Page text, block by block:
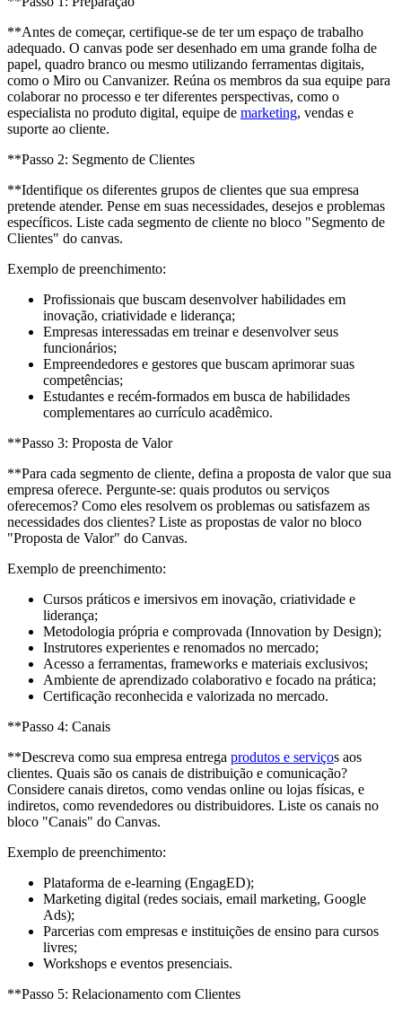
**Antes de começar, certifique-se de ter um espaço de trabalho
adequado. O canvas pode ser desenhado em uma grande folha de
papel, quadro branco ou mesmo utilizando ferramentas digitais,
como o Miro ou Canvanizer. Reúna os membros da sua equipe para
colaborar no processo e ter diferentes perspectivas, como o
especialista no produto digital, equipe de marketing, vendas e
suporte ao cliente.
**Passo 2: Segmento de Clientes
**Identifique os diferentes grupos de clientes que sua empresa
pretende atender. Pense em suas necessidades, desejos e problemas
específicos. Liste cada segmento de cliente no bloco "Segmento de
Clientes" do canvas.
Exemplo de preenchimento:
Profissionais que buscam desenvolver habilidades em
inovação, criatividade e liderança;
Empresas interessadas em treinar e desenvolver seus
funcionários;
Empreendedores e gestores que buscam aprimorar suas
competências;
Estudantes e recém-formados em busca de habilidades
complementares ao currículo acadêmico.
**Passo 3: Proposta de Valor
**Para cada segmento de cliente, defina a proposta de valor que sua
empresa oferece. Pergunte-se: quais produtos ou serviços
oferecemos? Como eles resolvem os problemas ou satisfazem as
necessidades dos clientes? Liste as propostas de valor no bloco
"Proposta de Valor" do Canvas.
Exemplo de preenchimento:
Cursos práticos e imersivos em inovação, criatividade e
liderança;
Metodologia própria e comprovada (Innovation by Design);
Instrutores experientes e renomados no mercado;
Acesso a ferramentas, frameworks e materiais exclusivos;
Ambiente de aprendizado colaborativo e focado na prática;
Certificação reconhecida e valorizada no mercado.
**Passo 4: Canais
**Descreva como sua empresa entrega produtos e serviços aos
clientes. Quais são os canais de distribuição e comunicação?
Considere canais diretos, como vendas online ou lojas físicas, e
indiretos, como revendedores ou distribuidores. Liste os canais no
bloco "Canais" do Canvas.
Exemplo de preenchimento:
Plataforma de e-learning (EngagED);
Marketing digital (redes sociais, email marketing, Google
Ads);
Parcerias com empresas e instituições de ensino para cursos
livres;
Workshops e eventos presenciais.
**Passo 5: Relacionamento com Clientes